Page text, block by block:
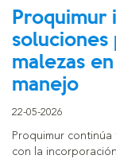
Proquimur
malezas
manejo
22-05-2026
Proquimur
con la